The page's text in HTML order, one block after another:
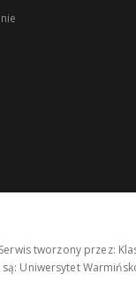
Serwis tworzony przez:
są: Uniwersytet